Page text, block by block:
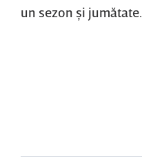
un sezon şi jumătate.